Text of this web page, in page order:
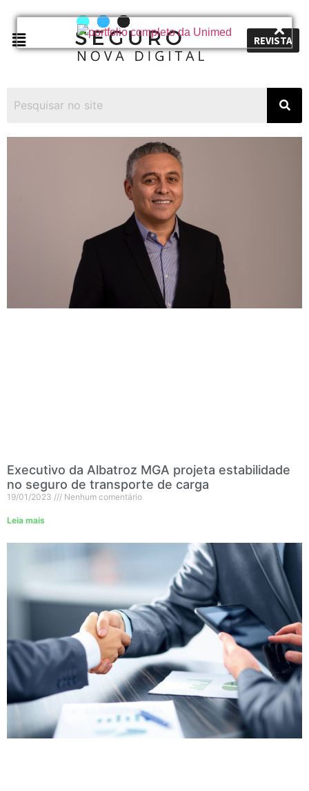
REVISTA
Executivo da Albatroz MGA projeta estabilidade
no seguro de transporte de carga
19/01/2023 Nenhum comentário
Leia mais